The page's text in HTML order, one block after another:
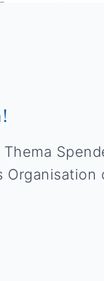
Thema